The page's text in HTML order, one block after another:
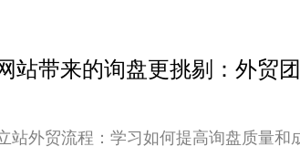
站带来的询盘更挑剔：外贸
站外贸流程：学习如何提高询盘质量和